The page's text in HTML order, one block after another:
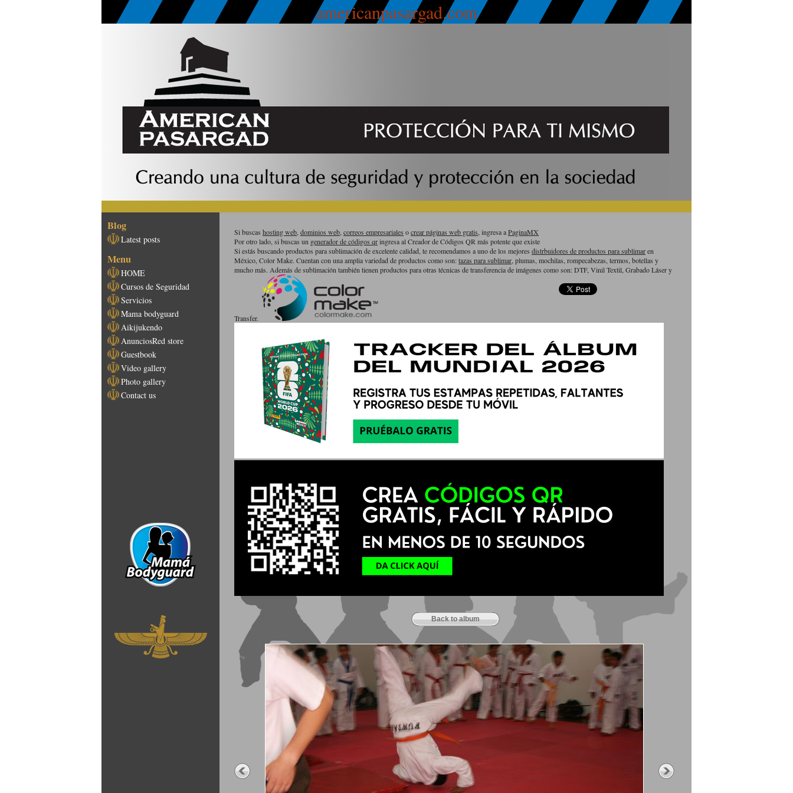
americanpasargad.com
Blog
Latest posts
Menu
HOME
Cursos de Seguridad
Servicios
Mama bodyguard
Aikijukendo
AnunciosRed store
Guestbook
Video gallery
Photo gallery
Contact us
Si buscas hosting web, dominios web, correos empresariales ocrear páginas web gratis, ingresa aPaginaMX
Por otro lado, si buscas un generador de códigos qringresa al Creador de Códigos QR más potente que existe
Si estás buscando productos para sublimación de excelente calidad, te recomendamos a uno de los mejores distrbuidores de productos para sublimaren
México, Color Make. Cuentan con una amplia variedad de productos como son:tazas para sublimar , plumas, mochilas, rompecabezas, termos, botellas y
mucho más. Además de sublimación también tienen productos para otras técnicas de transferencia de imágenes como son: DTF, Vinil Textil, Grabado Láser y
Transfer.
Back to album